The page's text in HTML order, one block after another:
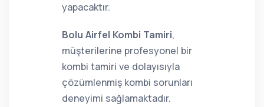
yapacaktır.
Bolu Airfel Kombi Tamiri,
müşterilerine profesyonel bir
kombi tamiri ve dolayısıyla
çözümlenmiş kombi sorunları
deneyimi sağlamaktadır.